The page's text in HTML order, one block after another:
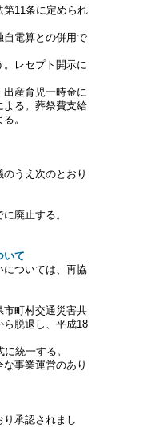
11条に定められ
電算との併用で
レセプト開示に
産育児一時金に
よる。葬祭費支給
。
うえ次のとおり
廃止する。
いて
については、再協
町村交通災害共
ら脱退し、平成18
統一する。
事業運営のあり
承認されまし